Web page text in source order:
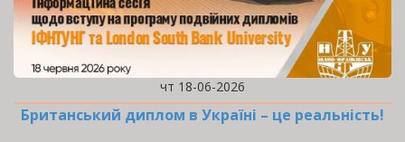
чт 18-06-2026
Британський диплом в Україні – це реальність!